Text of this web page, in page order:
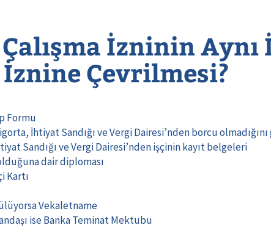
İzninin
İznine Çevrilmesi?
Formu
İhtiyat Sandığı ve Vergi Dairesi’nden borcu
Sandığı ve Vergi Dairesi’nden işçinin kayıt belgeleri
dair diploması
Kartı
Vekaletname
ise Banka Teminat Mektubu